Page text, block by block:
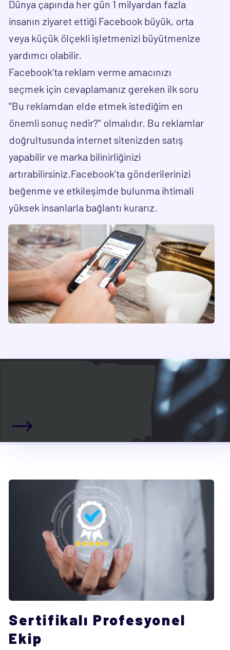
Dünya çapında her gün 1 milyardan fazla
insanın ziyaret ettiği Facebook büyük, orta
veya küçük ölçekli işletmenizi büyütmenize
yardımcı olabilir.
Facebook'ta reklam verme amacınızı
seçmek için cevaplamanız gereken ilk soru
"Bu reklamdan elde etmek istediğim en
önemli sonuç nedir?" olmalıdır. Bu reklamlar
doğrultusunda internet sitenizden satış
yapabilir ve marka bilinirliğinizi
artırabilirsiniz.Facebook’ta gönderilerinizi
beğenme ve etkileşimde bulunma ihtimali
yüksek insanlarla bağlantı kurarız.
Bizimle İletişime Geçin,İşinizi
Sertifikalı Profesyonel
Ekip